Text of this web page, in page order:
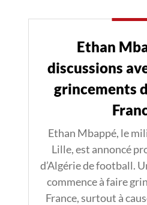
Ethan
discussions
grincements
Ethan Mbappé, le
Lille, est annoncé
d’Algérie de football.
commence à faire
France, surtout à